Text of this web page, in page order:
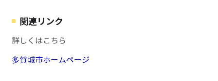
関連リンク
詳しくはこちら
多賀城市ホームページ